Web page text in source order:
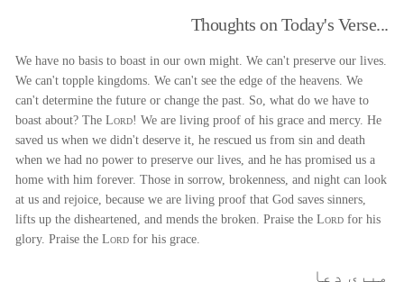
Thoughts on Today's Verse...
We have no basis to boast in our own might. We can't preserve our lives.
We can't topple kingdoms. We can't see the edge of the heavens. We
can't determine the future or change the past. So, what do we have to
boast about? TheLord! We are living proof of his grace and mercy. He
saved us when we didn't deserve it, he rescued us from sin and death
when we had no power to preserve our lives, and he has promised us a
home with him forever. Those in sorrow, brokenness, and night can look
at us and rejoice, because we are living proof that God saves sinners,
lifts up the disheartened, and mends the broken. Praise theLord for his
glory. Praise theLord for his grace.
میری دعا